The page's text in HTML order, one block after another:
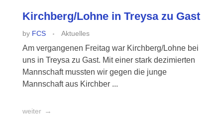
Kirchberg/Lohne in Treysa zu Gast
by FCS Aktuelles
Am vergangenen Freitag war Kirchberg/Lohne bei
uns in Treysa zu Gast. Mit einer stark dezimierten
Mannschaft mussten wir gegen die junge
Mannschaft aus Kirchber ...
weiter